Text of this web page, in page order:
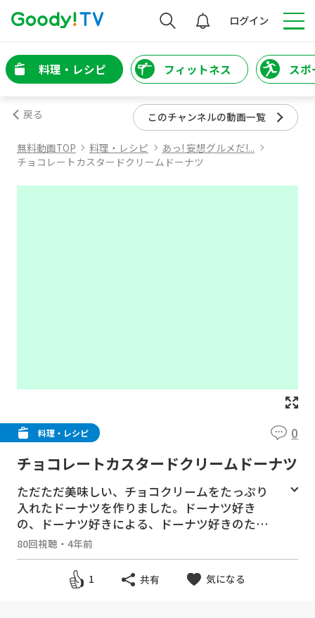
検索 ログイン
料理・レシピ フィットネス スポ
戻る このチャンネルの動画一覧
無料動画TOP 料理・レシピ
あっ! 妄想グルメだ!...
チョコレートカスタードクリームドーナツ
料理・レシピ 0
チョコレートカスタードクリームドーナツ
ただただ美味しい、チョコクリームをたっぷり
入れたドーナツを作りました。ドーナツ好き
の、ドーナツ好きによる、ドーナツ好きのため
のドーナツ。工程は多いけど、お家で作るドー
ナツは格別です。ドーナツ最高。
*レシピ*（7クリームドーナツ）
チョコレートカスタードクリームを作ります
80回視聴 ・ 4年前
1 共有 気になる